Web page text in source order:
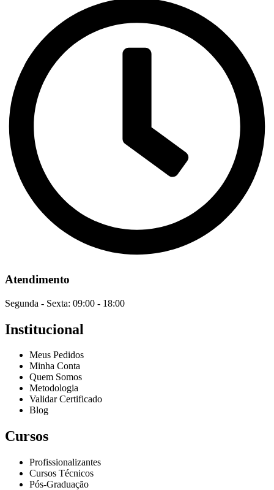
Atendimento
Segunda - Sexta: 09:00 - 18:00
Institucional
Meus Pedidos
Minha Conta
Quem Somos
Metodologia
Validar Certificado
Blog
Cursos
Profissionalizantes
Cursos Técnicos
Pós-Graduação